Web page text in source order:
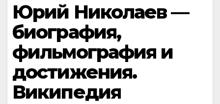
Юрий Николаев —
биография,
фильмография и
достижения.
Википедия